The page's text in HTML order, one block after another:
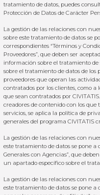
tratamiento de datos, puedes
Protección de Datos de Carácter
La gestión de las relaciones con
sobre este tratamiento de datos se
correspondientes “Términos y
Proveedores”, que deben ser
información sobre el tratamiento
sobre el tratamiento de datos de
proveedores que operan las
contratados por los clientes, como a
que sean contratados por
creadores de contenido con los que
servicios, se aplica la política de
generales del programa CIVITATIS
La gestión de las relaciones con
este tratamiento de datos se pone a
Generales con Agencias”, que
un apartado específico sobre el
La gestión de las relaciones con
este tratamiento de datos se pone a